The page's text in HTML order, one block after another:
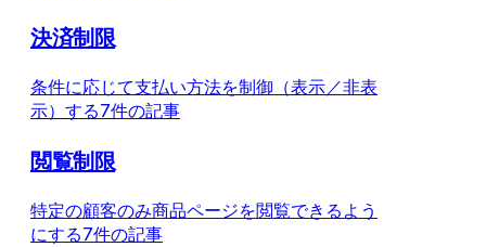
決済制限
条件に応じて支払い方法を制御（表示／非表
示）する7件の記事
閲覧制限
特定の顧客のみ商品ページを閲覧できるよう
にする7件の記事